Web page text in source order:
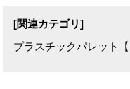
[関連カテゴリ]
プラスチックパレット【